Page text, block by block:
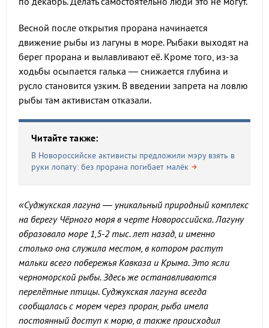
Весной после открытия прорана начинается
движение рыбы из лагуны в море. Рыбаки выходят на
берег прорана и вылавливают её. Кроме того, из-за
ходьбы осыпается галька — снижается глубина и
русло становится узким. В введении запрета на ловлю
рыбы там активистам отказали.
Читайте также:
В Новороссийске активисты предложили мэру взять в
руки лопату: без прорана погибает малёк
«Суджукская лагуна — уникальный природный комплекс
на берегу Чёрного моря в черте Новороссийска. Лагуну
образовало море 1,5-2 тыс. лет назад, и именно
столько она служила местом, в котором растут
мальки всего побережья Кавказа и Крыма. Это ясли
черноморской рыбы. Здесь же останавливаются
перелётные птицы. Суджукская лагуна всегда
сообщалась с морем через проран, рыба имела
постоянный доступ к морю, а также происходил